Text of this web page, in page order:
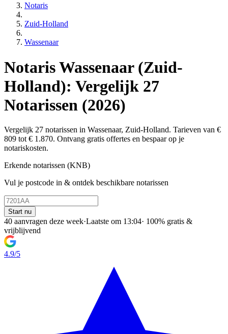
Notaris
Zuid-Holland
Wassenaar
Notaris Wassenaar (Zuid-
Holland): Vergelijk 27
Notarissen (2026)
Vergelijk 27 notarissen in Wassenaar, Zuid-Holland. Tarieven van €
809 tot € 1.870. Ontvang gratis offertes en bespaar op je
notariskosten.
Erkende notarissen (KNB)
Vul je postcode in & ontdek beschikbare notarissen
Start nu
40 aanvragen deze week·Laatste om 13:04· 100% gratis &
vrijblijvend
4.9/5